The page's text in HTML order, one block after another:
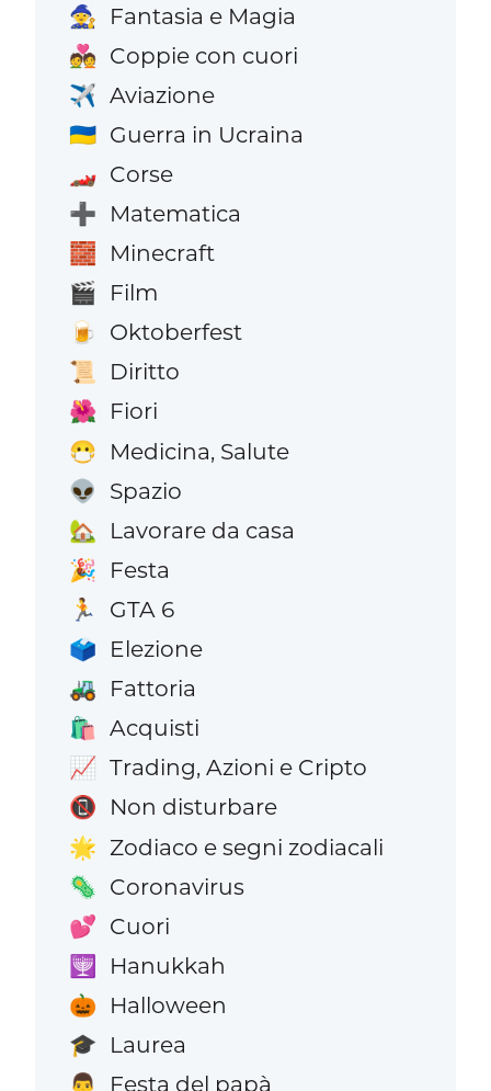
🧙 Fantasia e Magia
💑 Coppie con cuori
✈️ Aviazione
🇺🇦 Guerra in Ucraina
🏎️ Corse
➕ Matematica
🧱 Minecraft
🎬 Film
🍺 Oktoberfest
📜 Diritto
🌺 Fiori
😷 Medicina, Salute
👽 Spazio
🏡 Lavorare da casa
🎉 Festa
🏃 GTA 6
🗳️ Elezione
🚜 Fattoria
🛍️ Acquisti
📈 Trading, Azioni e Cripto
📵 Non disturbare
🌟 Zodiaco e segni zodiacali
🦠 Coronavirus
💕 Cuori
🕎 Hanukkah
🎃 Halloween
🎓 Laurea
👨 Festa del papà